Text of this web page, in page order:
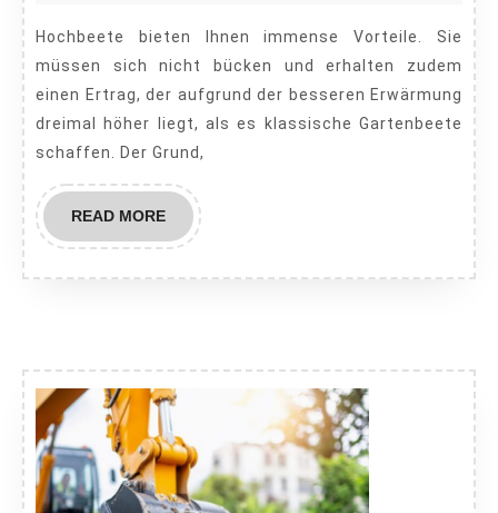
Hochbeete bieten Ihnen immense Vorteile. Sie
müssen sich nicht bücken und erhalten zudem
einen Ertrag, der aufgrund der besseren Erwärmung
dreimal höher liegt, als es klassische Gartenbeete
schaffen. Der Grund,
READ MOREREAD
MORE